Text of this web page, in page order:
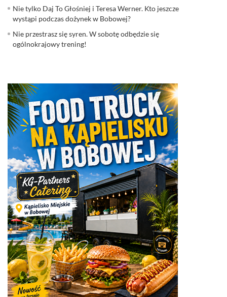
Nie tylko Daj To Głośniej i Teresa Werner. Kto jeszcze
wystąpi podczas dożynek w Bobowej?
Nie przestrasz się syren. W sobotę odbędzie się
ogólnokrajowy trening!